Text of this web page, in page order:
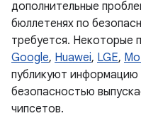
дополнительные
бюллетенях по
требуется. Некоторые
Google, Huawei, LGE,
публикуют информацию
безопасностью
чипсетов.